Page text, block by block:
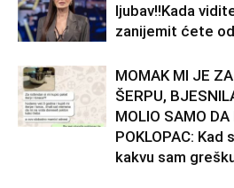
ljubav!!Kada
zanijemit ćete od
MOMAK MI JE
ŠERPU,
MOLIO SAMO DA
POKLOPAC: Kad
kakvu sam